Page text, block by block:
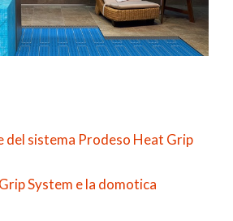
sistema Prodeso Heat Grip
System e la domotica